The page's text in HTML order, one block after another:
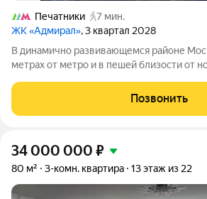
Печатники
7 мин.
ЖК «Адмирал», 3 квартал 2028
В динамично развивающемся районе
метрах от метро и в пешей близости от
автомобилей, продается 3-комнатная
62.90 м. без отделки. Квартира
Позвонить
34 000 000 ₽
80 м² 3-комн. квартира 13 этаж из 22